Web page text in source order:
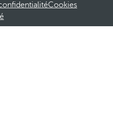
Cookies